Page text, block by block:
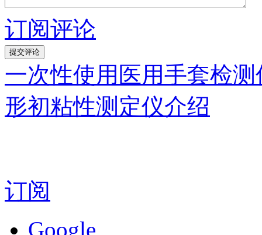
订阅评论
一次性使用医用手套检
形初粘性测定仪介绍
订阅
Google